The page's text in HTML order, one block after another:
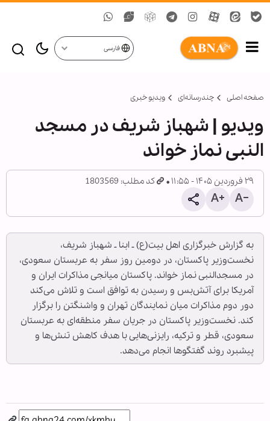
فارسی
صفحه اصلی چندرسانه‌ای ویدیو خبری
ویدیو | شهباز شریف در مسجد
النبی نماز خواند
۲۹ فروردین ۱۴۰۵ - ۱۱:۵۵ کد مطلب: 1803569
به گزارش خبرگزاری اهل بیت(ع) ـ ابنا ـ شهباز شریف،
نخست‌وزیر پاکستان، در دومین روز سفر به عربستان سعودی،
در مسجدالنبی نماز خواند. پاکستان میانجی مذاکرات ایران و
آمریکا برای آتش‌بس و رسیدن به توافق است و تلاش می‌کند
دور دوم مذاکرات میان نمایندگان تهران و واشنگتن را برگزار
کند. نخست‌وزیر پاکستان در جریان سفر منطقه‌ای به عربستان
سعودی، قطر و ترکیه، رایزنی‌هایی با هدف کاهش تنش‌ها و
پیشبرد روند گفتگوها انجام می‌دهد.